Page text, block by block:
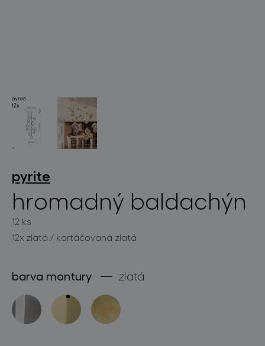
produkty
o značce
pro profesionály
pyrite
hromadný baldachýn
12 ks
12x zlatá / kartáčovaná zlatá
barva montury zlatá